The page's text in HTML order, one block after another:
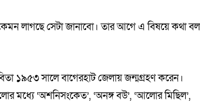
লাগছে সেটা জানাবো। তার আগে এ বিষয়ে কথা
১৯৫৩ সালে বাগেরহাট জেলায় জন্মগ্রহণ করেন।
মধ্যে ‘অশনিসংকেত’, ‘অনঙ্গ বউ’, ‘আলোর মিছিল’,